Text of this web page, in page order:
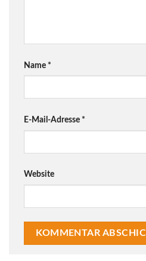
Name *
E-Mail-Adresse *
Website